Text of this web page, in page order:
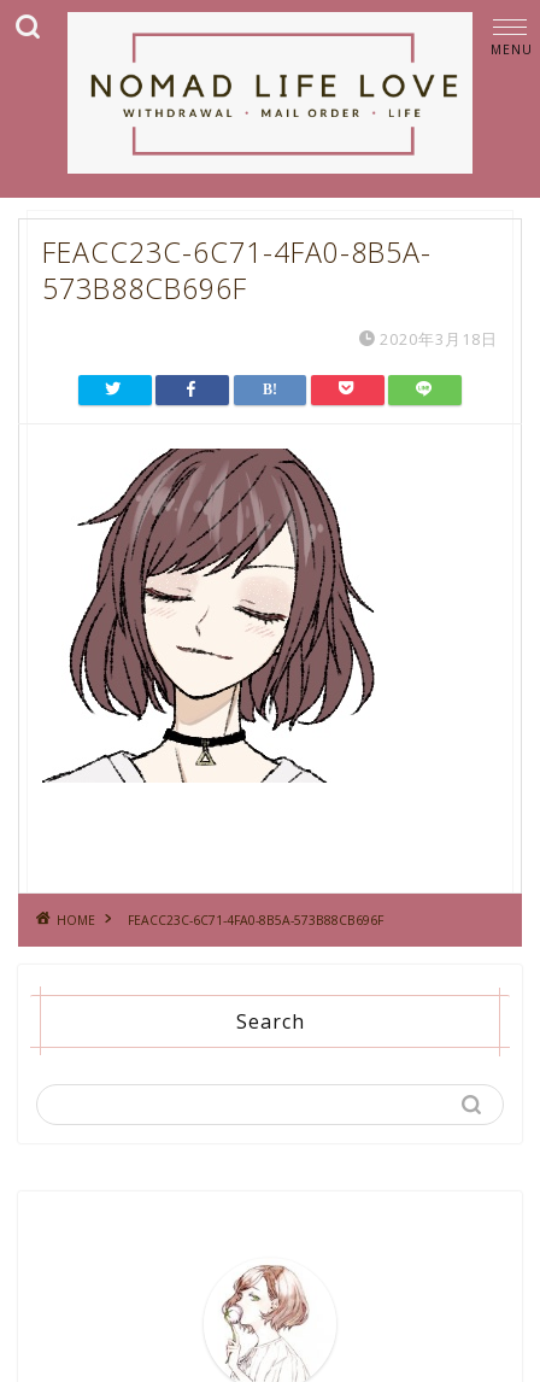
FEACC23C-6C71-4FA0-8B5A-
573B88CB696F
2020年3月18日
HOME FEACC23C-6C71-4FA0-8B5A-573B88CB696F
Search